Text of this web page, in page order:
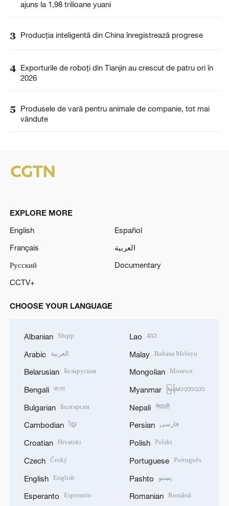
ajuns la 1,98 trilioane yuani
3 Producția inteligentă din China înregistrează progrese
4 Exporturile de roboți din Tianjin au crescut de patru ori în
2026
5
Produsele de vară pentru animale de companie, tot mai
vândute
EXPLORE MORE
English
Español
Français
العربية
Русский
Documentary
CCTV+
CHOOSE YOUR LANGUAGE
Albanian Shqip
Arabic العربية
Belarusian Беларуская
Bengali বাংলা
Bulgarian Български
Cambodian ខ្មែរ
Croatian Hrvatski
Czech Český
English English
Esperanto Esperanto
Lao ລາວ
Malay Bahasa Melayu
Mongolian Монгол
Myanmar မြန်မာဘာသာ
Nepali नेपाली
Persian فارسی
Polish Polski
Portuguese Português
Pashto پښتو
Romanian Română